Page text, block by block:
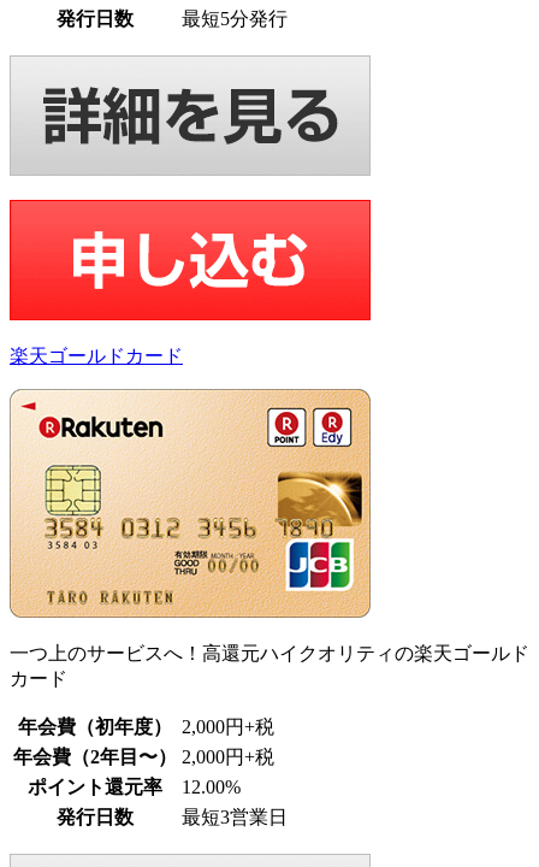
発行日数
最短5分発行
楽天ゴールドカード
一つ上のサービスへ！高還元ハイクオリティの楽天ゴールド
カード
年会費（初年度）
2,000円+税
年会費（2年目〜）
2,000円+税
ポイント還元率
12.00%
発行日数
最短3営業日